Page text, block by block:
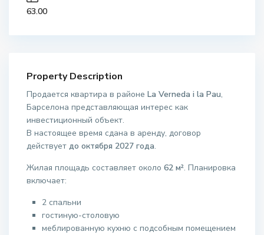
63.00
Property Description
Продается квартира в районеLa Verneda i la Pau,
Барселона представляющая интерес как
инвестиционный объект.
В настоящее время сдана в аренду, договор
действуетдо октября 2027 года.
Жилая площадь составляет около62 м². Планировка
включает:
2 спальни
гостиную-столовую
меблированную кухню с подсобным помещением